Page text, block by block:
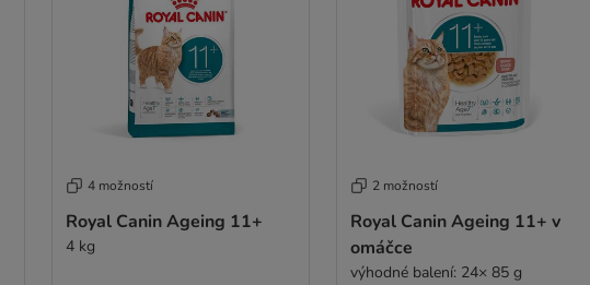
4 možností
Royal Canin Ageing 11+
4 kg
2 možností
Royal Canin Ageing 11+ v
omáčce
výhodné balení: 24× 85 g